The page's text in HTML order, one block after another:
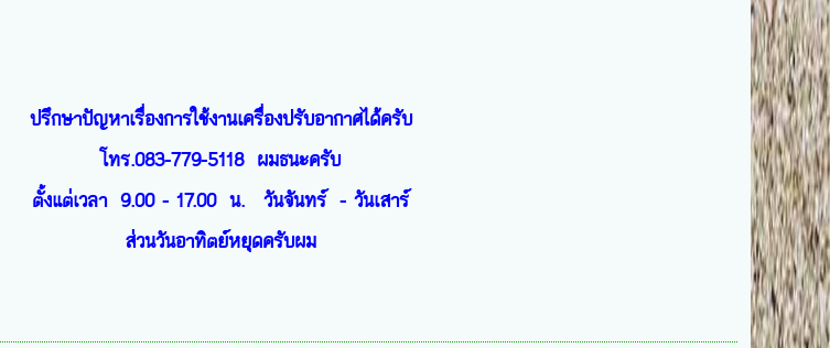
ปรึกษาปัญหาเรื่องการใช้งานเครื่องปรับอากาศได้ครับ
โทร.083-779-5118 ผมธนะครับ
ตั้งแต่เวลา 9.00 - 17.00 น. วันจันทร์ - วันเสาร์
ส่วนวันอาทิตย์หยุดครับผม